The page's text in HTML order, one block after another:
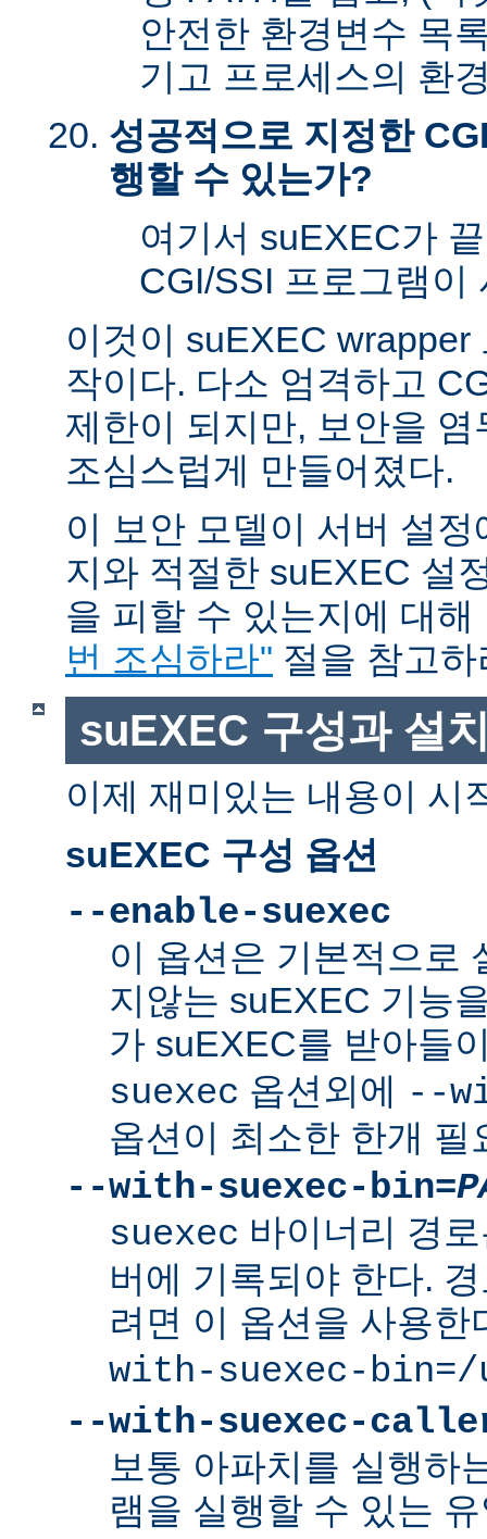
안전한 환경변수 목
기고 프로세스의 환
성공적으로 지정한
행할 수 있는가?
여기서 suEXEC가
CGI/SSI 프로그램이
이것이 suEXEC wrapper
작이다. 다소 엄격하고
제한이 되지만, 보안을
조심스럽게 만들어졌다.
이 보안 모델이 서버 설
지와 적절한 suEXEC 설
을 피할 수 있는지에 대
번 조심하라" 절을 참고하
suEXEC 구성과 설
이제 재미있는 내용이 시
suEXEC 구성 옵션
--enable-suexec
이 옵션은 기본적으로
지않는 suEXEC 기능
가 suEXEC를 받아들
suexec 옵션외에
--
옵션이 최소한 한개 필
--with-suexec-bin=
suexec 바이너리 경
버에 기록되야 한다.
려면 이 옵션을 사용
with-suexec-
--with-suexec-
보통 아파치를 실행하
램을 실행할 수 있는